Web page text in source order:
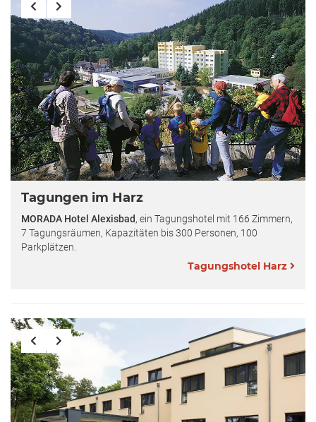
Tagungen im Harz
MORADA Hotel Alexisbad, ein Tagungshotel mit 166 Zimmern,
7 Tagungsräumen, Kapazitäten bis 300 Personen, 100
Parkplätzen.
Tagungshotel Harz